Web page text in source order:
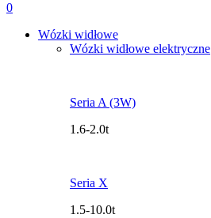
0
Wózki widłowe
Wózki widłowe elektryczne
Seria A (3W)
1.6-2.0t
Seria X
1.5-10.0t